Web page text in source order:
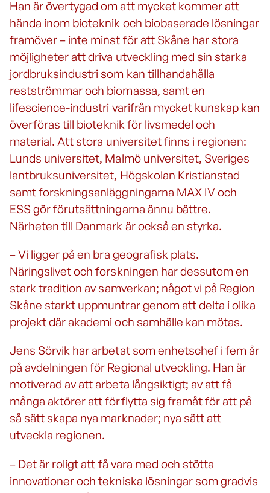
Han är övertygad om att mycket kommer att
hända inom bioteknik och biobaserade lösningar
framöver – inte minst för att Skåne har stora
möjligheter att driva utveckling med sin starka
jordbruksindustri som kan tillhandahålla
restströmmar och biomassa, samt en
lifescience-industri varifrån mycket kunskap kan
överföras till bioteknik för livsmedel och
material. Att stora universitet finns i regionen:
Lunds universitet, Malmö universitet, Sveriges
lantbruksuniversitet, Högskolan Kristianstad
samt forskningsanläggningarna MAX IV och
ESS gör förutsättningarna ännu bättre.
Närheten till Danmark är också en styrka.
– Vi ligger på en bra geografisk plats.
Näringslivet och forskningen har dessutom en
stark tradition av samverkan; något vi på Region
Skåne starkt uppmuntrar genom att delta i olika
projekt där akademi och samhälle kan mötas.
Jens Sörvik har arbetat som enhetschef i fem år
på avdelningen för Regional utveckling. Han är
motiverad av att arbeta långsiktigt; av att få
många aktörer att förflytta sig framåt för att på
så sätt skapa nya marknader; nya sätt att
utveckla regionen.
– Det är roligt att få vara med och stötta
innovationer och tekniska lösningar som gradvis